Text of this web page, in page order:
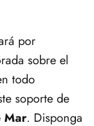
por
sobre el
todo
soporte de
Mar. Disponga